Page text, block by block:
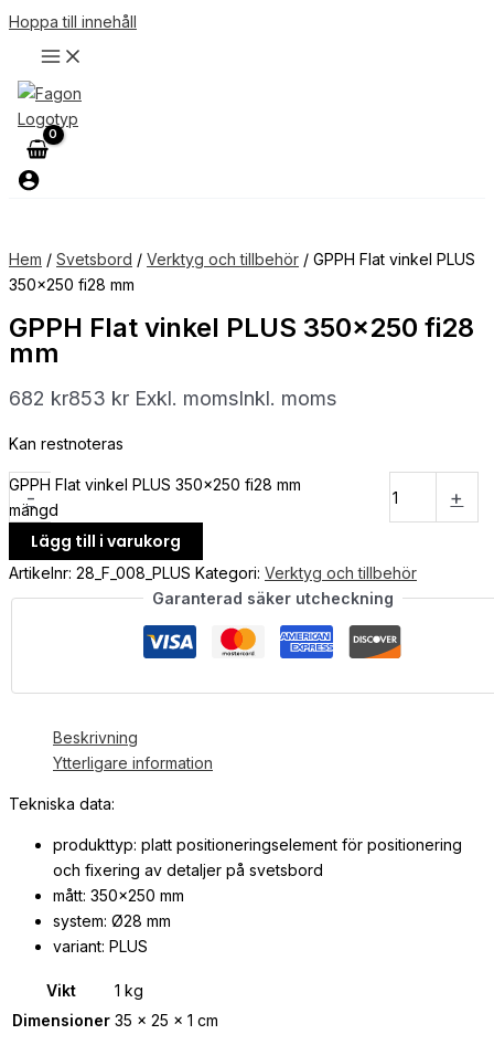
Hoppa till innehåll
Hem / Svetsbord / Verktyg och tillbehör / GPPH Flat vinkel PLUS
350×250 fi28 mm
GPPH Flat vinkel PLUS 350×250 fi28
mm
682 kr853 kr Exkl. momsInkl. moms
Kan restnoteras
-
GPPH Flat vinkel PLUS 350x250 fi28 mm
mängd
+
Lägg till i varukorg
Artikelnr: 28_F_008_PLUS Kategori: Verktyg och tillbehör
Garanterad säker utcheckning
Beskrivning
Ytterligare information
Tekniska data:
produkttyp: platt positioneringselement för positionering
och fixering av detaljer på svetsbord
mått: 350×250 mm
system: Ø28 mm
variant: PLUS
Vikt
1 kg
Dimensioner 35 × 25 × 1 cm